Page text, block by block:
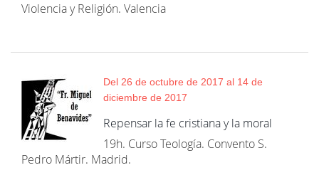
Violencia y Religión. Valencia
Del 26 de octubre de 2017 al 14 de
diciembre de 2017
Repensar la fe cristiana y la moral
19h. Curso Teología. Convento S.
Pedro Mártir. Madrid.